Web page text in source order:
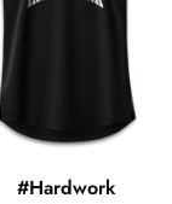
#Hardwork